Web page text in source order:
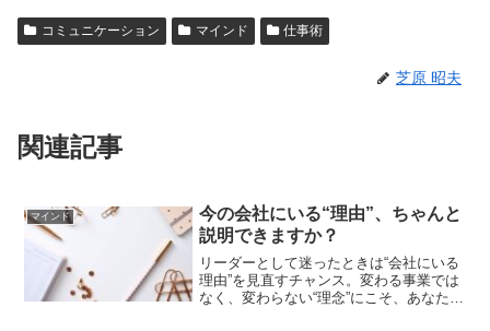
コミュニケーション マインド 仕事術
芝原 昭夫
関連記事
マインド
今の会社にいる“理由”、ちゃんと
説明できますか？
リーダーとして迷ったときは“会社にいる
理由”を見直すチャンス。変わる事業では
なく、変わらない“理念”にこそ、あなたの